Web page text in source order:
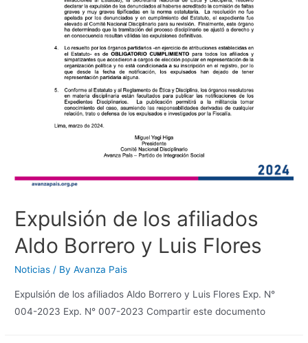
Expulsión de los afiliados
Aldo Borrero y Luis Flores
Noticias / ByAvanza Pais
Expulsión de los afiliados Aldo Borrero y Luis Flores Exp. N°
004-2023 Exp. N° 007-2023 Compartir este documento